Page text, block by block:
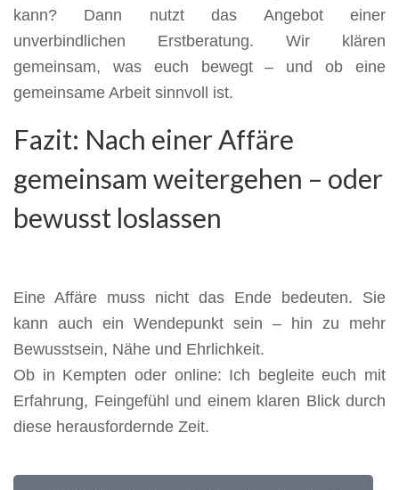
kann? Dann nutzt das Angebot einer
unverbindlichen Erstberatung. Wir klären
gemeinsam, was euch bewegt – und ob eine
gemeinsame Arbeit sinnvoll ist.
Fazit: Nach einer Affäre
gemeinsam weitergehen – oder
bewusst loslassen
Eine Affäre muss nicht das Ende bedeuten. Sie
kann auch ein Wendepunkt sein – hin zu mehr
Bewusstsein, Nähe und Ehrlichkeit.
Ob in Kempten oder online: Ich begleite euch mit
Erfahrung, Feingefühl und einem klaren Blick durch
diese herausfordernde Zeit.